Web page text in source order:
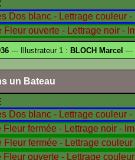
--- Illustrateur 1 : BLOCH Marcel ---
un Bateau